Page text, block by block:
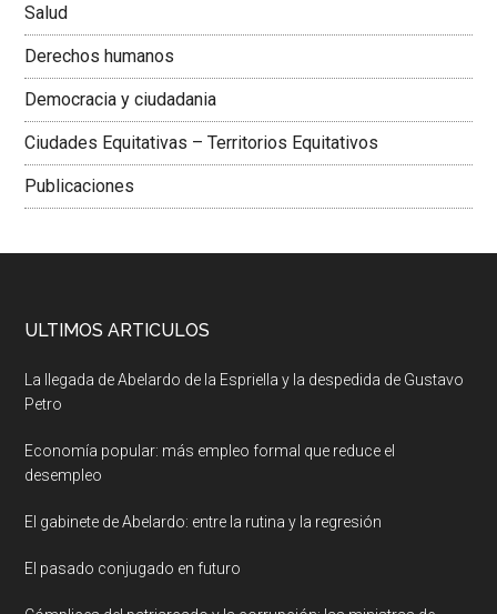
Salud
Derechos humanos
Democracia y ciudadania
Ciudades Equitativas – Territorios Equitativos
Publicaciones
ULTIMOS ARTICULOS
La llegada de Abelardo de la Espriella y la despedida de Gustavo
Petro
Economía popular: más empleo formal que reduce el
desempleo
El gabinete de Abelardo: entre la rutina y la regresión
El pasado conjugado en futuro